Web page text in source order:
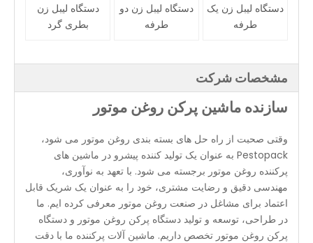
دستگاه لیبل زن یک
طرفه
دستگاه لیبل زن دو
طرفه
دستگاه لیبل زن
بطری گرد
مشخصات شرکت
سازنده ماشین پرکن روغن موتور
وقتی صحبت از راه حل های بسته بندی روغن موتور می شود،
Pestopack به عنوان یک تولید کننده پیشرو در ماشین های
پرکننده روغن موتور برجسته می شود. با تعهد به نوآوری،
مهندسی دقیق و رضایت مشتری، خود را به عنوان یک شریک قابل
اعتماد برای مشاغل در صنعت روغن موتور معرفی کرده ایم. ما
در طراحی، توسعه و تولید دستگاه پرکن روغن موتور و دستگاه
پرکن روغن موتور تخصص داریم. ماشین آلات پرکننده ما با دقت